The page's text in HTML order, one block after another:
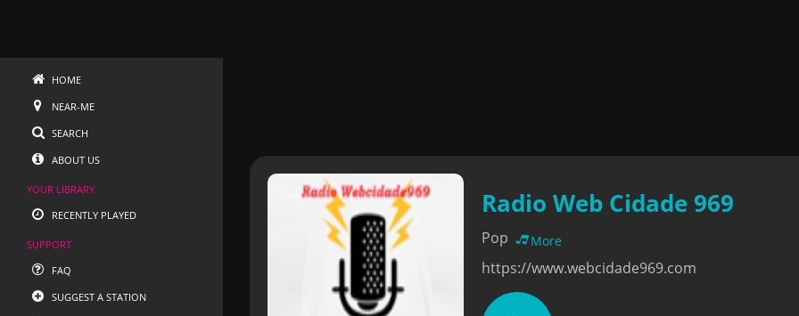
HOME
NEAR-ME
SEARCH
ABOUT US
YOUR LIBRARY
RECENTLY PLAYED
SUPPORT
FAQ
SUGGEST A STATION
Radio Web Cidade 969
Pop More
https://www.webcidade969.com